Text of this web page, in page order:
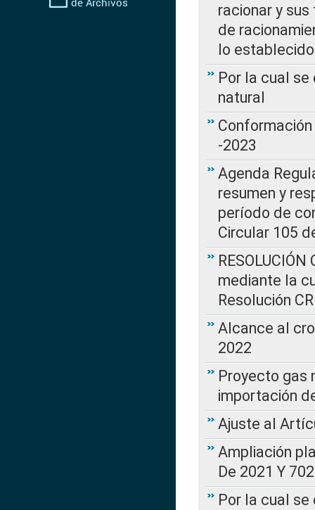
racionar y
de
lo
Por la cual
natural
-2023
Agenda
resumen y
período de
Circular 105
mediante la
Resolución
Alcance al
2022
Proyecto gas
importación
Ajuste al
Ampliación
De 2021 Y
Por la cual